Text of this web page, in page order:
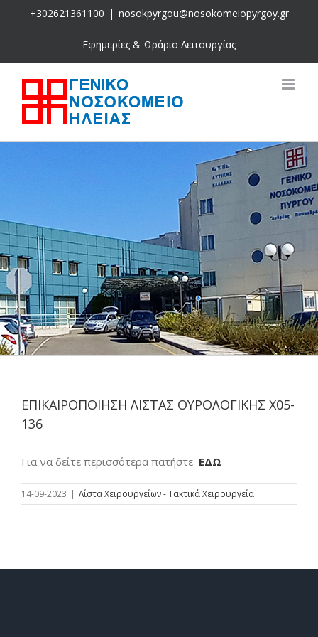
+302621361100 | nosokpyrgou@nosokomeiopyrgoy.gr
Εφημερίες & Ωράριο Λειτουργίας
ΕΠΙΚΑΙΡΟΠΟΙΗΣΗ ΛΙΣΤΑΣ ΟΥΡΟΛΟΓΙΚΗΣ Χ05-
136
Για να δείτε περισσότερα πατήστε ΕΔΩ
14-09-2023 | Λίστα Χειρουργείων - Τακτικά Χειρουργεία